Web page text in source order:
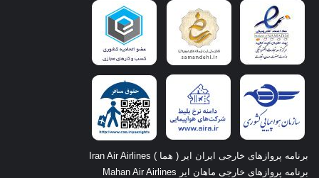
برنامه پروازهای خارجی ایران ایر ( هما ) Iran Air Airlines
برنامه پروازهای خارجی ماهان ایر Mahan Air Airlines